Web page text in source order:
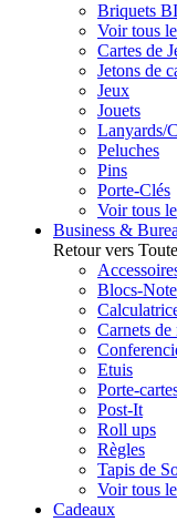
Briquets
Voir tous
Cartes de
Jetons de
Jeux
Jouets
Lanyards/
Peluches
Pins
Porte-Clés
Voir tous
Business &
Retour vers
Blocs-
Carnets de
Etuis
Porte-
Post-It
Roll ups
Règles
Tapis de
Voir tous
Cadeaux